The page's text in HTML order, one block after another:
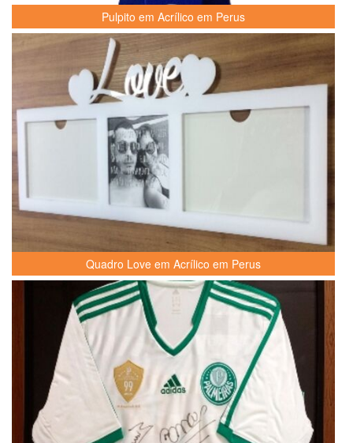
Pulpito em Acrílico em Perus
Quadro Love em Acrílico em Perus